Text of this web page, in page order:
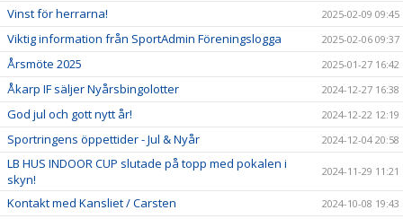
Vinst för herrarna! 2025-02-09 09:45
Viktig information från SportAdmin Föreningslogga 2025-02-06 09:37
Årsmöte 2025 2025-01-27 16:42
Åkarp IF säljer Nyårsbingolotter 2024-12-27 16:38
God jul och gott nytt år! 2024-12-22 12:19
Sportringens öppettider - Jul & Nyår 2024-12-04 20:58
LB HUS INDOOR CUP slutade på topp med pokalen i
skyn!
2024-11-29 11:21
Kontakt med Kansliet / Carsten 2024-10-08 19:43